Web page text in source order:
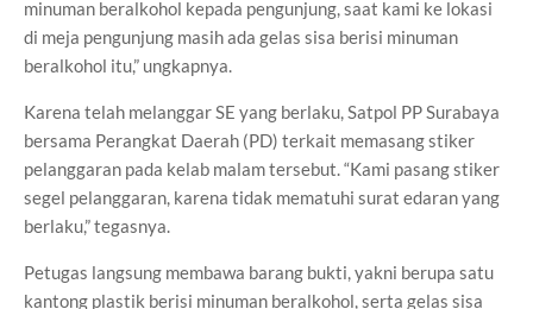
minuman beralkohol kepada pengunjung, saat kami ke lokasi
di meja pengunjung masih ada gelas sisa berisi minuman
beralkohol itu,” ungkapnya.
Karena telah melanggar SE yang berlaku, Satpol PP Surabaya
bersama Perangkat Daerah (PD) terkait memasang stiker
pelanggaran pada kelab malam tersebut. “Kami pasang stiker
segel pelanggaran, karena tidak mematuhi surat edaran yang
berlaku,” tegasnya.
Petugas langsung membawa barang bukti, yakni berupa satu
kantong plastik berisi minuman beralkohol, serta gelas sisa